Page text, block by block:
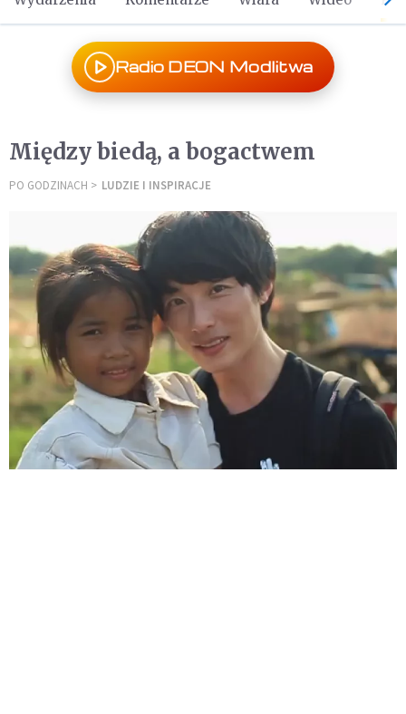
Radio DEON Modlitwa
Między biedą, a bogactwem
PO GODZINACH LUDZIE I INSPIRACJE